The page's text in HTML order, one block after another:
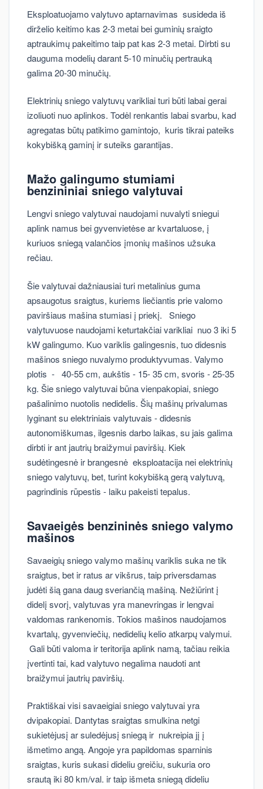
Eksploatuojamo valytuvo aptarnavimas susideda iš
dirželio keitimo kas 2-3 metai bei guminių sraigto
aptraukimų pakeitimo taip pat kas 2-3 metai. Dirbti su
dauguma modelių darant 5-10 minučių pertrauką
galima 20-30 minučių.
Elektrinių sniego valytuvų varikliai turi būti labai gerai
izoliuoti nuo aplinkos. Todėl renkantis labai svarbu, kad
agregatas būtų patikimo gamintojo, kuris tikrai pateiks
kokybišką gaminį ir suteiks garantijas.
Mažo galingumo stumiami
benzininiai sniego valytuvai
Lengvi sniego valytuvai naudojami nuvalyti sniegui
aplink namus bei gyvenvietėse ar kvartaluose, į
kuriuos sniegą valančios įmonių mašinos užsuka
rečiau.
Šie valytuvai dažniausiai turi metalinius guma
apsaugotus sraigtus, kuriems liečiantis prie valomo
paviršiaus mašina stumiasi į priekį. Sniego
valytuvuose naudojami keturtakčiai varikliai nuo 3 iki 5
kW galingumo. Kuo variklis galingesnis, tuo didesnis
mašinos sniego nuvalymo produktyvumas. Valymo
plotis - 40-55 cm, aukštis - 15- 35 cm, svoris - 25-35
kg. Šie sniego valytuvai būna vienpakopiai, sniego
pašalinimo nuotolis nedidelis. Šių mašinų privalumas
lyginant su elektriniais valytuvais - didesnis
autonomiškumas, ilgesnis darbo laikas, su jais galima
dirbti ir ant jautrių braižymui paviršių. Kiek
sudėtingesnė ir brangesnė eksploatacija nei elektrinių
sniego valytuvų, bet, turint kokybišką gerą valytuvą,
pagrindinis rūpestis - laiku pakeisti tepalus.
Savaeigės benzininės sniego valymo
mašinos
Savaeigių sniego valymo mašinų variklis suka ne tik
sraigtus, bet ir ratus ar vikšrus, taip priversdamas
judėti šią gana daug sveriančią mašiną. Nežiūrint į
didelį svorį, valytuvas yra manevringas ir lengvai
valdomas rankenomis. Tokios mašinos naudojamos
kvartalų, gyvenviečių, nedidelių kelio atkarpų valymui.
Gali būti valoma ir teritorija aplink namą, tačiau reikia
įvertinti tai, kad valytuvo negalima naudoti ant
braižymui jautrių paviršių.
Praktiškai visi savaeigiai sniego valytuvai yra
dvipakopiai. Dantytas sraigtas smulkina netgi
sukietėjusį ar suledėjusį sniegą ir nukreipia jį į
išmetimo angą. Angoje yra papildomas sparninis
sraigtas, kuris sukasi dideliu greičiu, sukuria oro
srautą iki 80 km/val. ir taip išmeta sniegą dideliu